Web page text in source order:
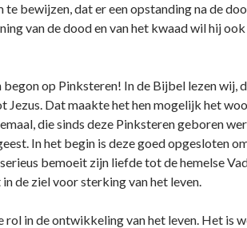
bewijzen, dat er een opstanding na de
van de dood en van het kwaad wil hij
op Pinksteren! In de Bijbel lezen wij,
Dat maakte het hen mogelijk het
die sinds deze Pinksteren geboren
In het begin is deze goed opgesloten
bemoeit zijn liefde tot de hemelse
de ziel voor sterking van het leven.
in de ontwikkeling van het leven. Het is